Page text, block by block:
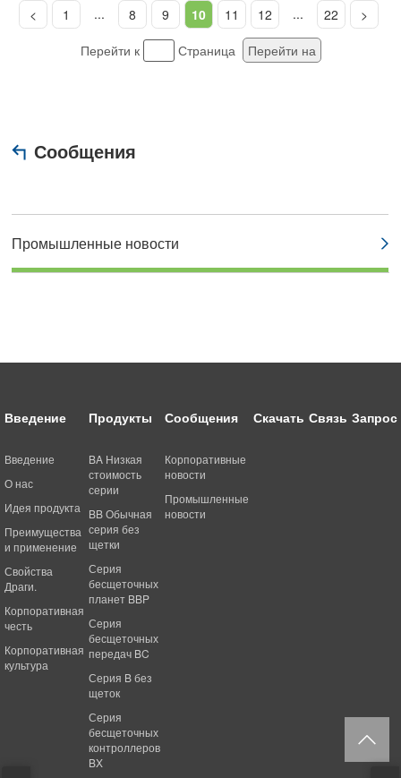
< 1 ... 8 9 10 11 12 ... 22
>
Перейти к
Страница Перейти на
Сообщения
Промышленные новости
Введение
Введение
О нас
Идея продукта
Преимущества
и применение
Свойства
Драги.
Корпоративная
честь
Корпоративная
культура
Продукты
BA Низкая
стоимость
серии
BB Обычная
серия без
щетки
Серия
бесщеточных
планет BBP
Серия
бесщеточных
передач BC
Серия B без
щеток
Серия
бесщеточных
контроллеров
BX
Сообщения
Корпоративные
новости
Промышленные
новости
Скачать Связь Запрос